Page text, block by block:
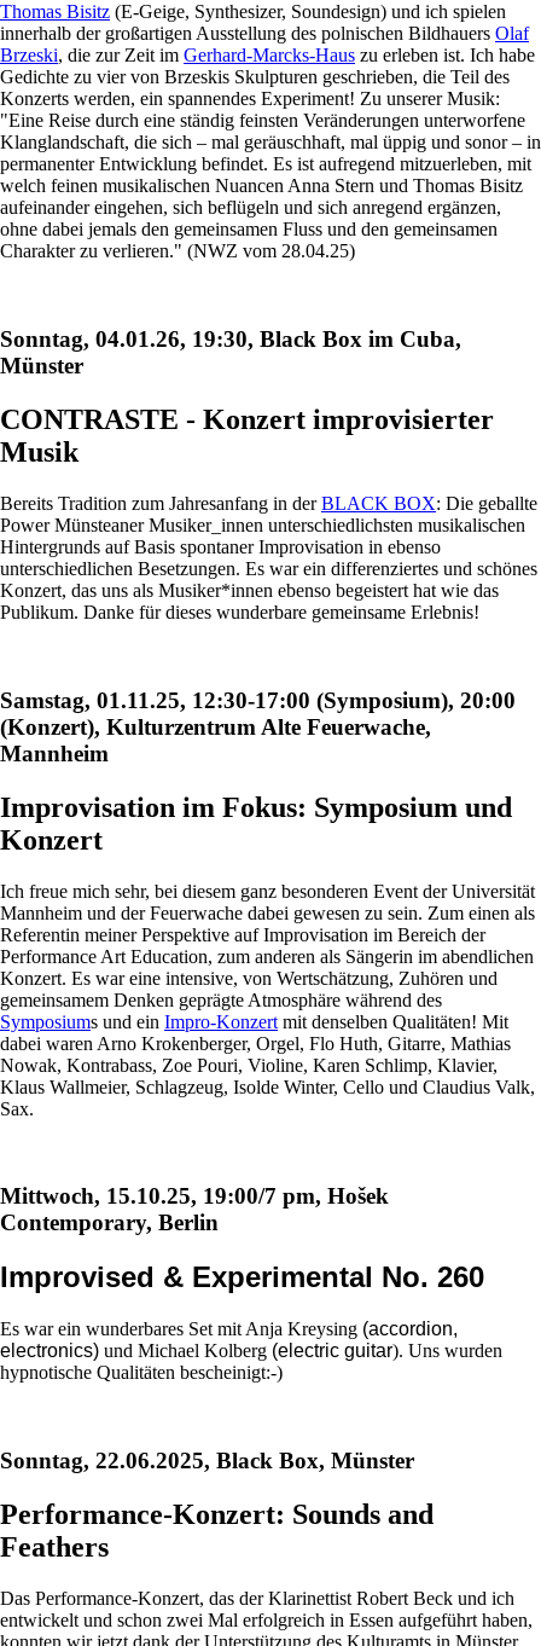
Thomas Bisitz (E-Geige, Synthesizer, Soundesign) und ich spielen
innerhalb der großartigen Ausstellung des polnischen Bildhauers Olaf
Brzeski, die zur Zeit im Gerhard-Marcks-Haus zu erleben ist. Ich habe
Gedichte zu vier von Brzeskis Skulpturen geschrieben, die Teil des
Konzerts werden, ein spannendes Experiment! Zu unserer Musik:
"Eine Reise durch eine ständig feinsten Veränderungen unterworfene
Klanglandschaft, die sich – mal geräuschhaft, mal üppig und sonor – in
permanenter Entwicklung befindet. Es ist aufregend mitzuerleben, mit
welch feinen musikalischen Nuancen Anna Stern und Thomas Bisitz
aufeinander eingehen, sich beflügeln und sich anregend ergänzen,
ohne dabei jemals den gemeinsamen Fluss und den gemeinsamen
Charakter zu verlieren." (NWZ vom 28.04.25)
Sonntag, 04.01.26, 19:30, Black Box im Cuba,
Münster
CONTRASTE - Konzert improvisierter
Musik
Bereits Tradition zum Jahresanfang in derBLACK BOX: Die geballte
Power Münsteaner Musiker_innen unterschiedlichsten musikalischen
Hintergrunds auf Basis spontaner Improvisation in ebenso
unterschiedlichen Besetzungen. Es war ein differenziertes und schönes
Konzert, das uns als Musiker*innen ebenso begeistert hat wie das
Publikum. Danke für dieses wunderbare gemeinsame Erlebnis!
Samstag, 01.11.25, 12:30-17:00 (Symposium), 20:00
(Konzert), Kulturzentrum Alte Feuerwache,
Mannheim
Improvisation im Fokus: Symposium und
Konzert
Ich freue mich sehr, bei diesem ganz besonderen Event der Universität
Mannheim und der Feuerwache dabei gewesen zu sein. Zum einen als
Referentin meiner Perspektive auf Improvisation im Bereich der
Performance Art Education, zum anderen als Sängerin im abendlichen
Konzert. Es war eine intensive, von Wertschätzung, Zuhören und
gemeinsamem Denken geprägte Atmosphäre während des
Symposiums und ein Impro-Konzert mit denselben Qualitäten! Mit
dabei waren Arno Krokenberger, Orgel, Flo Huth, Gitarre, Mathias
Nowak, Kontrabass, Zoe Pouri, Violine, Karen Schlimp, Klavier,
Klaus Wallmeier, Schlagzeug, Isolde Winter, Cello und Claudius Valk,
Sax.
Mittwoch, 15.10.25, 19:00/7 pm, Hošek
Contemporary, Berlin
Improvised & Experimental No. 260
Es war ein wunderbares Set mit Anja Kreysing (accordion,
electronics) und Michael Kolberg (electric guitar). Uns wurden
hypnotische Qualitäten bescheinigt:-)
Sonntag, 22.06.2025, Black Box, Münster
Performance-Konzert: Sounds and
Feathers
Das Performance-Konzert, das der Klarinettist Robert Beck und ich
entwickelt und schon zwei Mal erfolgreich in Essen aufgeführt haben,
konnten wir jetzt dank der Unterstützung des Kulturamts in Münster